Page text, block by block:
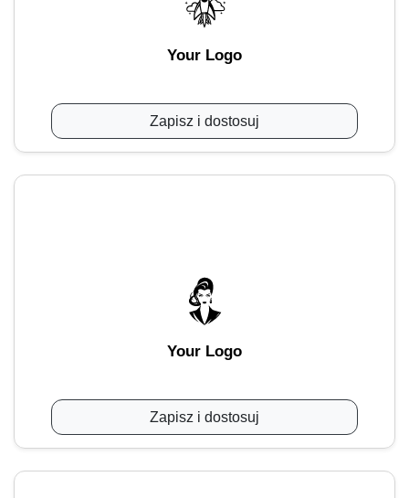
Your Logo
Zapisz i dostosuj
Your Logo
Zapisz i dostosuj